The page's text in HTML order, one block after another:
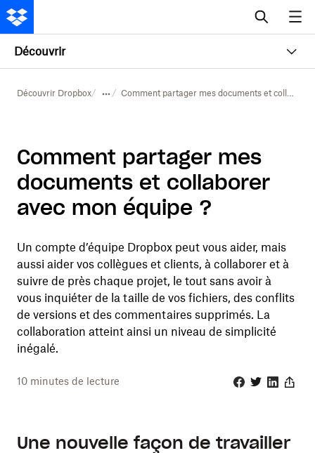
Découvrir
Découvrir Dropbox Comment partager mes documents et collaborer avec mon équipe ?
Comment partager mes
documents et collaborer
avec mon équipe ?
Un compte d’équipe Dropbox peut vous aider, mais
aussi aider vos collègues et clients, à collaborer et à
suivre de près chaque projet, le tout sans avoir à
vous inquiéter de la taille de vos fichiers, des conflits
de versions et des commentaires supprimés. La
collaboration atteint ainsi un niveau de simplicité
inégalé.
10 minutes de lecture
Une nouvelle façon de travailler